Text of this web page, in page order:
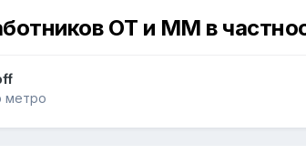
ОТ и ММ в
метро